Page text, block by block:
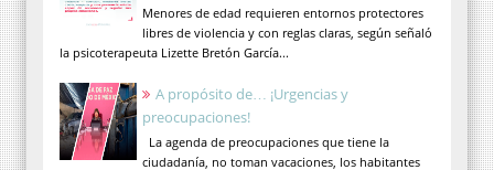
Menores de edad requieren entornos protectores
libres de violencia y con reglas claras, según señaló
la psicoterapeuta Lizette Bretón García...
A propósito de… ¡Urgencias y
preocupaciones!
La agenda de preocupaciones que tiene la
ciudadanía, no toman vacaciones, los habitantes